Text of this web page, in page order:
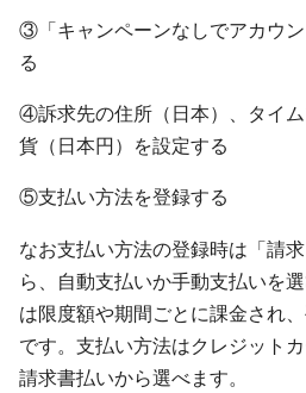
③「キャンペーンなしでアカウ
る
④訴求先の住所（日本）、タイ
貨（日本円）を設定する
⑤支払い方法を登録する
なお支払い方法の登録時は「請
ら、自動支払いか手動支払いを
は限度額や期間ごとに課金され
です。支払い方法はクレジット
請求書払いから選べます。